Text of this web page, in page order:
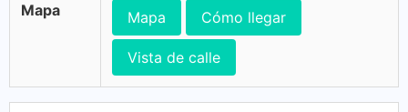
Mapa Mapa Cómo llegar
Vista de calle